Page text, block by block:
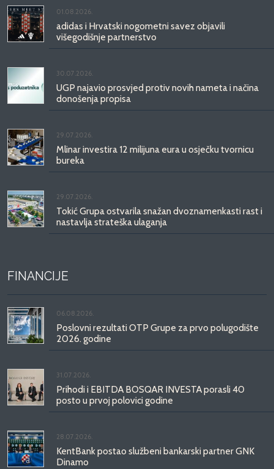
01.08.2026.
adidas i Hrvatski nogometni savez objavili
višegodišnje partnerstvo
30.07.2026.
UGP najavio prosvjed protiv novih nameta i načina
donošenja propisa
29.07.2026.
Mlinar investira 12 milijuna eura u osječku tvornicu
bureka
29.07.2026.
Tokić Grupa ostvarila snažan dvoznamenkasti rast i
nastavlja strateška ulaganja
FINANCIJE
06.08.2026.
Poslovni rezultati OTP Grupe za prvo polugodište
2026. godine
31.07.2026.
Prihodi i EBITDA BOSQAR INVESTA porasli 40
posto u prvoj polovici godine
28.07.2026.
KentBank postao službeni bankarski partner GNK
Dinamo